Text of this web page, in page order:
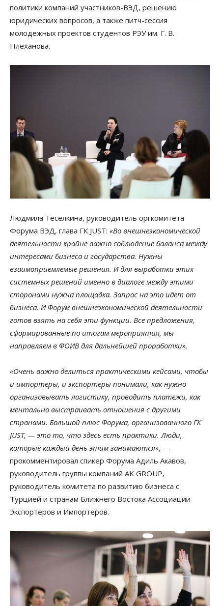
политики компаний участников-ВЭД, решению
юридических вопросов, а также питч-сессия
молодежных проектов студентов РЭУ им. Г. В.
Плеханова.
Людмила Теселкина, руководитель оргкомитета
Форума ВЭД, глава ГК JUST: «Во внешнеэкономической
деятельности крайне важно соблюдение баланса между
интересами бизнеса и государства. Нужны
взаимоприемлемые решения. И для выработки этих
системных решений именно в диалоге между этими
сторонами нужна площадка. Запрос на это идет от
бизнеса. И Форум внешнеэкономической деятельности
готов взять на себя эти функции. Все предложения,
сформированные по итогам мероприятия, мы
направляем в ФОИВ для дальнейшей проработки».
«Очень важно делиться практическими кейсами, чтобы
и импортеры, и экспортеры понимали, как нужно
организовывать логистику, проводить платежи, как
ментально выстраивать отношения с другими
странами. Большой плюс Форума, организованного ГК
JUST, — это то, что здесь есть практики. Люди,
которые каждый день этим занимаются», —
прокомментировал спикер Форума Адиль Акавов,
руководитель группы компаний AK GROUP,
руководитель комитета по развитию бизнеса с
Турцией и странам Ближнего Востока Ассоциации
Экспортеров и Импортеров.